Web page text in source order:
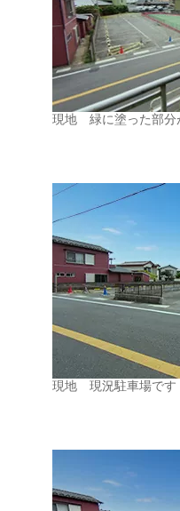
現地 緑に塗った部分
現地 現況駐車場です